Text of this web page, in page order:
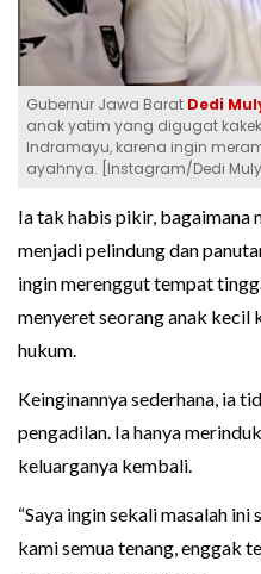
Gubernur Jawa Barat Dedi
anak yatim yang digugat
Indramayu, karena ingin
ayahnya. [Instagram/Dedi
Ia tak habis pikir, bagaimana
menjadi pelindung dan
ingin merenggut tempat
menyeret seorang anak kecil
hukum.
Keinginannya sederhana, ia
pengadilan. Ia hanya
keluarganya kembali.
“Saya ingin sekali masalah ini
kami semua tenang, enggak